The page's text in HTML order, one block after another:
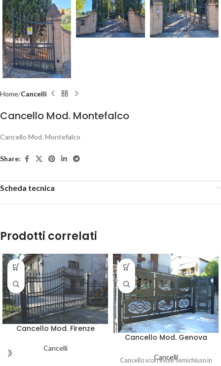
Home Cancelli
Cancello Mod. Montefalco
Cancello Mod. Montefalco
Share:
Scheda tecnica
Prodotti correlati
Cancello Mod. Firenze
Cancelli
Cancello Mod. Genova
Cancelli
Cancello scorrevole semichiuso in